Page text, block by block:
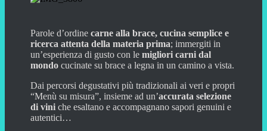
Parole d’ordinecarne alla brace, cucina semplice e
ricerca attenta della materia prima;immergiti in
un’esperienza di gusto con lemigliori carni dal
mondo cucinate subrace a legna in un camino a vista.
Dai percorsi degustativi più tradizionali ai veri e propri
“Menù su misura”, insieme ad un’accurata selezione
di vini che esaltano e accompagnano sapori genuini e
autentici…